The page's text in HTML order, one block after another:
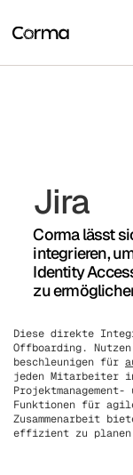
Jira
Corma lässt
integrieren,
Identity
zu
Diese direkte
Offboarding. Nutzen
beschleunigen für
jeden Mitarbeiter
Funktionen für agile
Zusammenarbeit
effizient zu planen